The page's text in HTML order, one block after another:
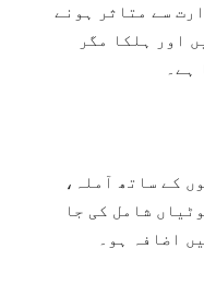
سے متاثر ہونے
اور ہلکا مگر
ہے۔
کے ساتھ آملہ،
شامل کی جا
اضافہ ہو۔